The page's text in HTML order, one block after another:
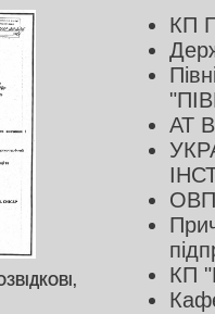
КП
АТ
ОВП
КП